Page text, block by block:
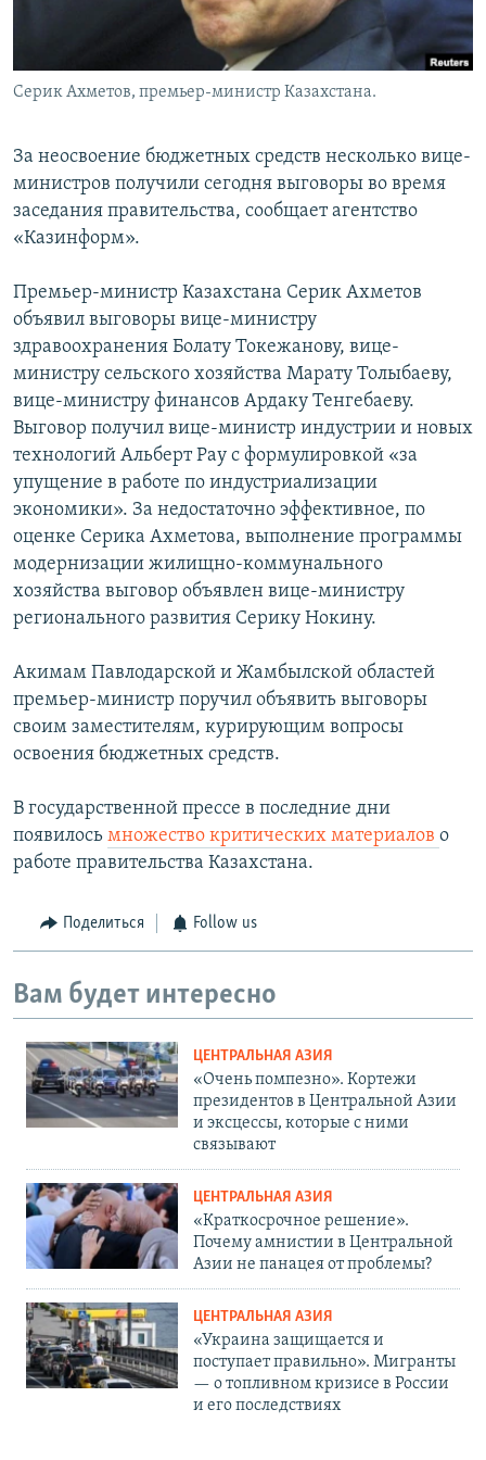
Серик Ахметов, премьер-министр Казахстана.
За неосвоение бюджетных средств несколько вице-
министров получили сегодня выговоры во время
заседания правительства, сообщает агентство
«Казинформ».
Премьер-министр Казахстана Серик Ахметов
объявил выговоры вице-министру
здравоохранения Болату Токежанову, вице-
министру сельского хозяйства Марату Толыбаеву,
вице-министру финансов Ардаку Тенгебаеву.
Выговор получил вице-министр индустрии и новых
технологий Альберт Рау с формулировкой «за
упущение в работе по индустриализации
экономики». За недостаточно эффективное, по
оценке Серика Ахметова, выполнение программы
модернизации жилищно-коммунального
хозяйства выговор объявлен вице-министру
регионального развития Серику Нокину.
Акимам Павлодарской и Жамбылской областей
премьер-министр поручил объявить выговоры
своим заместителям, курирующим вопросы
освоения бюджетных средств.
В государственной прессе в последние дни
появилось множество критических материалов о
работе правительства Казахстана.
Поделиться Follow us
Вам будет интересно
ЦЕНТРАЛЬНАЯ АЗИЯ
«Очень помпезно». Кортежи
президентов в Центральной Азии
и эксцессы, которые с ними
связывают
ЦЕНТРАЛЬНАЯ АЗИЯ
«Краткосрочное решение».
Почему амнистии в Центральной
Азии не панацея от проблемы?
ЦЕНТРАЛЬНАЯ АЗИЯ
«Украина защищается и
поступает правильно». Мигранты
— о топливном кризисе в России
и его последствиях